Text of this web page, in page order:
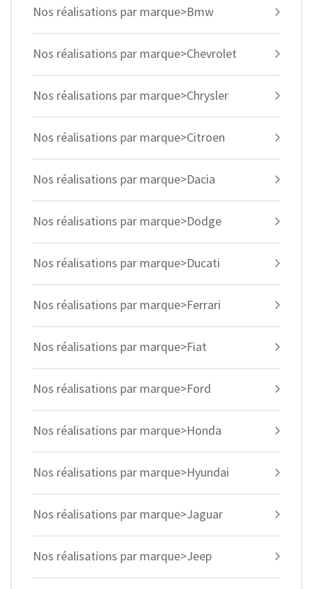
Nos réalisations par marque>Bmw
Nos réalisations par marque>Chevrolet
Nos réalisations par marque>Chrysler
Nos réalisations par marque>Citroen
Nos réalisations par marque>Dacia
Nos réalisations par marque>Dodge
Nos réalisations par marque>Ducati
Nos réalisations par marque>Ferrari
Nos réalisations par marque>Fiat
Nos réalisations par marque>Ford
Nos réalisations par marque>Honda
Nos réalisations par marque>Hyundai
Nos réalisations par marque>Jaguar
Nos réalisations par marque>Jeep